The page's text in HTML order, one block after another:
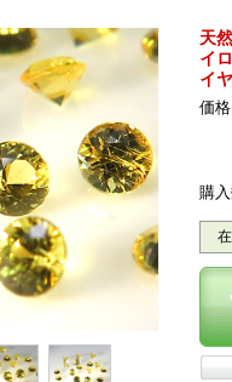
天
イ
イ
価
購